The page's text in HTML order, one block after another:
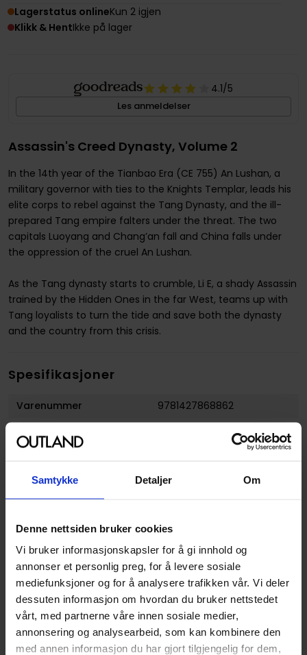
Samtykke Detaljer Om
Denne nettsiden bruker cookies
Vi bruker informasjonskapsler for å gi innhold og
annonser et personlig preg, for å levere sosiale
mediefunksjoner og for å analysere trafikken vår. Vi deler
dessuten informasjon om hvordan du bruker nettstedet
vårt, med partnerne våre innen sosiale medier,
annonsering og analysearbeid, som kan kombinere den
med annen informasjon du har gjort tilgjengelig for dem,
Lagerstatus onlineKun 2 igjen
Klikk & HentIkke på lager
4.1/5
Les anmeldelser
Assassin's Creed Dynasty, Volume 2
In the 14th year of the Tianbao Era (CE 755) An Lushan, a
military governor with ties to the Knights Templar, leads his
elite corps to rebel against the Tang Dynasty, and the ill-
prepared Tang empire falters under the threat. The two
capitals Luoyang and Chang’an fall and China falls under
the oppression of the cruel An Lushan.
As the Tang dynasty starts to crumble, Li E, a shady Assassin
trained by the Hidden Ones in the far West, teams up with
Tang loyalists to turn the tide and save both the dynasty
and the country from this crisis.
Spesifikasjoner
Varenummer
9781427868862
Format
Paperback
Serie
Forfattere
Xu Xianzhe
Sjanger
Action og Eventyr,
og Fantasy
Antall Sider
224
Utgiver
Tokyopop
Lanseringsdato
19.04.2022